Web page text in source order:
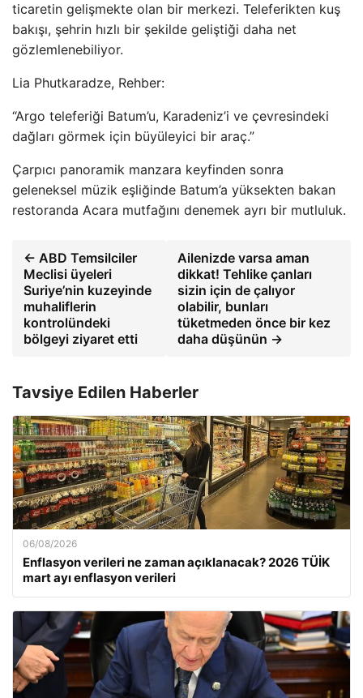
ticaretin gelişmekte olan bir merkezi. Teleferikten kuş
bakışı, şehrin hızlı bir şekilde geliştiği daha net
gözlemlenebiliyor.
Lia Phutkaradze, Rehber:
“Argo teleferiği Batum’u, Karadeniz’i ve çevresindeki
dağları görmek için büyüleyici bir araç.”
Çarpıcı panoramik manzara keyfinden sonra
geleneksel müzik eşliğinde Batum’a yüksekten bakan
restoranda Acara mutfağını denemek ayrı bir mutluluk.
← ABD Temsilciler
Meclisi üyeleri
Suriye’nin kuzeyinde
muhaliflerin
kontrolündeki
bölgeyi ziyaret etti
Ailenizde varsa aman
dikkat! Tehlike çanları
sizin için de çalıyor
olabilir, bunları
tüketmeden önce bir kez
daha düşünün →
Tavsiye Edilen Haberler
06/08/2026
Enflasyon verileri ne zaman açıklanacak? 2026 TÜİK
mart ayı enflasyon verileri